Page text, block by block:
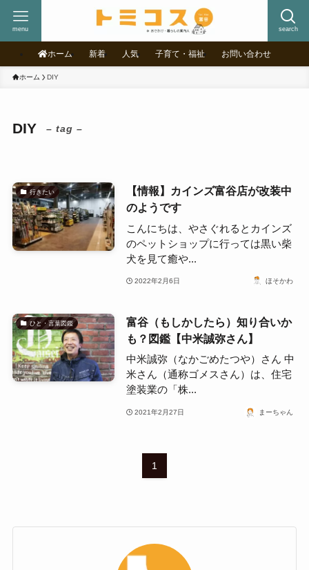
search
menu
ホーム 新着 人気 子育て・福祉 お問い合わせ
ホーム DIY
DIY – tag –
行きたい
【情報】カインズ富谷店が改装中
のようです
こんにちは、やさぐれるとカインズ
のペットショップに行っては黒い柴
犬を見て癒や...
2022年2月6日 ほそかわ
ひと・言葉図鑑
富谷（もしかしたら）知り合いか
も？図鑑【中米誠弥さん】
中米誠弥（なかごめたつや）さん 中
米さん（通称ゴメスさん）は、住宅
塗装業の「株...
2021年2月27日 まーちゃん
1